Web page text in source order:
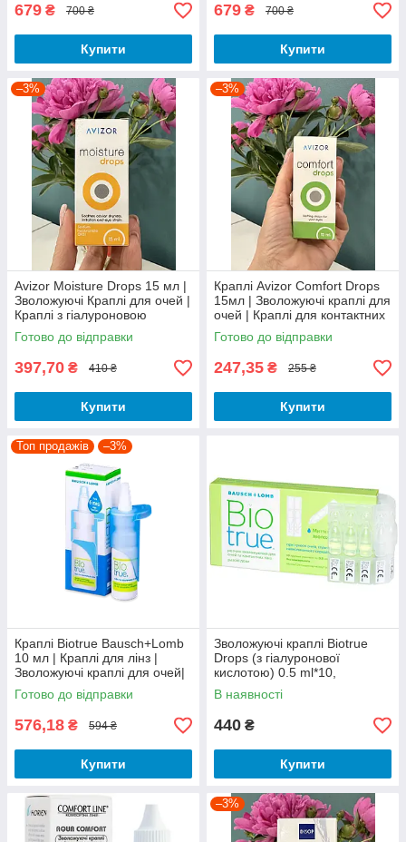
679 ₴ 700 ₴
Купити
679 ₴ 700 ₴
Купити
–3%
Avizor Moisture Drops 15 мл |
Зволожуючі Краплі для очей |
Краплі з гіалуроновою
кислотою | Зволожуючі
Краплі для контактних лінз
Готово до відправки
397,70 ₴ 410 ₴
Купити
–3%
Краплі Avizor Comfort Drops
15мл | Зволожуючі краплі для
очей | Краплі для контактних
лінз
Готово до відправки
247,35 ₴ 255 ₴
Купити
Топ продажів –3%
Краплі Biotrue Bausch+Lomb
10 мл | Краплі для лінз |
Зволожуючі краплі для очей|
Краплі з гіалуроновою
кислотою
Готово до відправки
576,18 ₴ 594 ₴
Купити
Зволожуючі краплі Biotrue
Drops (з гіалуронової
кислотою) 0.5 ml*10,
Монодози краплі Biotrue
Drops
В наявності
440 ₴
Купити
–3%